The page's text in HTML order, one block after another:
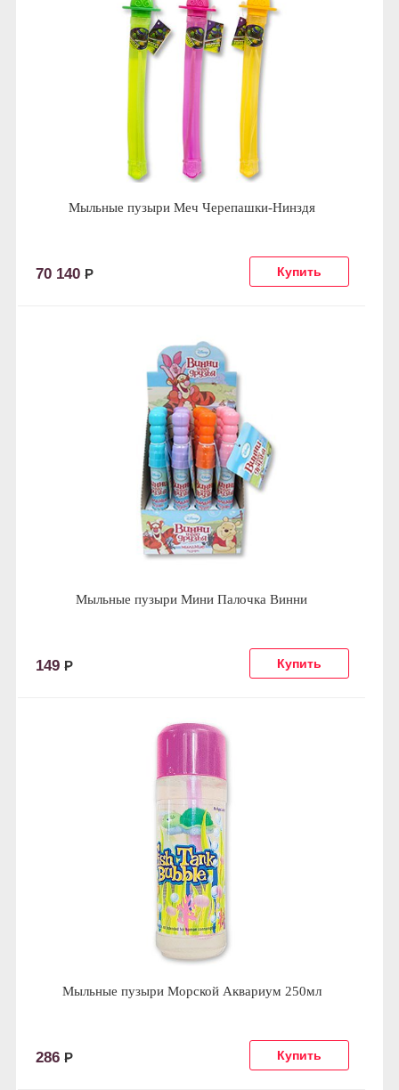
Мыльные пузыри Меч Черепашки-Нинздя
70 140 Р
Мыльные пузыри Мини Палочка Винни
149 Р
Мыльные пузыри Морской Аквариум 250мл
286 Р